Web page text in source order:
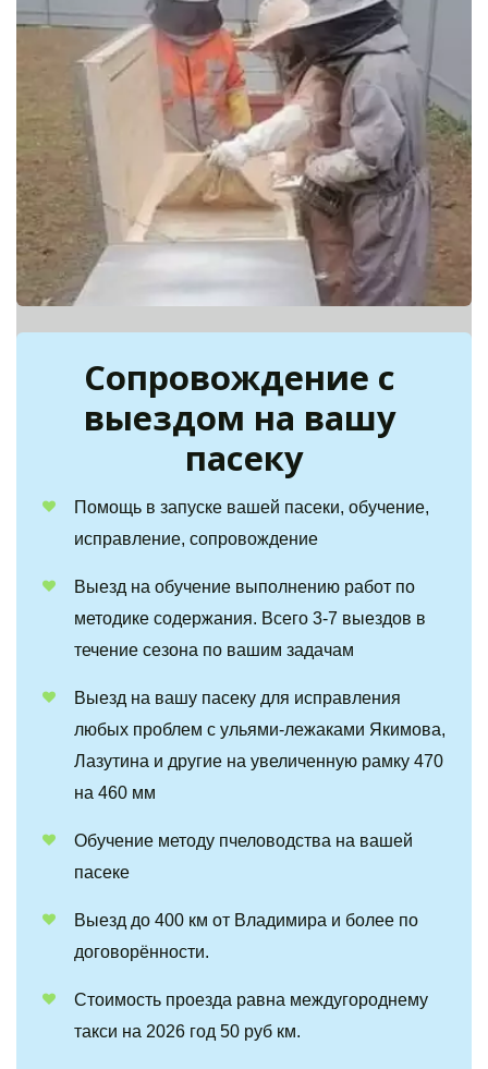
Сопровождение с
выездом на вашу
пасеку
Помощь в запуске вашей пасеки, обучение,
исправление, сопровождение
Выезд на обучение выполнению работ по
методике содержания. Всего 3-7 выездов в
течение сезона по вашим задачам
Выезд на вашу пасеку для исправления
любых проблем с ульями-лежаками Якимова,
Лазутина и другие на увеличенную рамку 470
на 460 мм
Обучение методу пчеловодства на вашей
пасеке
Выезд до 400 км от Владимира и более по
договорённости.
Стоимость проезда равна междугороднему
такси на 2026 год 50 руб км.